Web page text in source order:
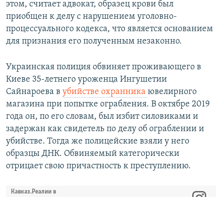
этом, считает адвокат, образец крови был
приобщен к делу с нарушением уголовно-
процессуального кодекса, что является основанием
для признания его полученным незаконно.
Украинская полиция обвиняет проживающего в
Киеве 35-летнего уроженца Ингушетии
Сайнароева в убийстве охранника ювелирного
магазина при попытке ограбления. В октябре 2019
года он, по его словам, был избит силовиками и
задержан как свидетель по делу об ограблении и
убийстве. Тогда же полицейские взяли у него
образцы ДНК. Обвиняемый категорически
отрицает свою причастность к преступлению.
Кавказ.Реалии в